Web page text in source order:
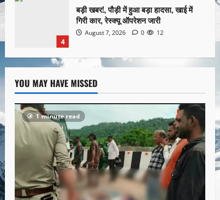
4
बड़ी खबर!, पौड़ी में हुआ बड़ा हादसा, खाई में
गिरी कार, रेस्क्यू ऑपरेशन जारी
August 7, 2026 0 12
YOU MAY HAVE MISSED
1 minute read